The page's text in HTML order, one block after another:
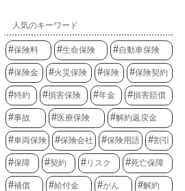
人気のキーワード
保険料 生命保険 自動車保険
保険金 火災保険 保険 保険契約
特約 損害保険 年金 損害賠償
事故 医療保険 解約返戻金
車両保険 保険会社 保険用語 割引
保障 契約 リスク 死亡保障
補償 給付金 がん 解約